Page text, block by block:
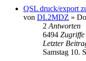
QSL druck/export
von DL2MDZ »
2 Antworten
6494 Zugriffe
Letzter
Samstag 10.